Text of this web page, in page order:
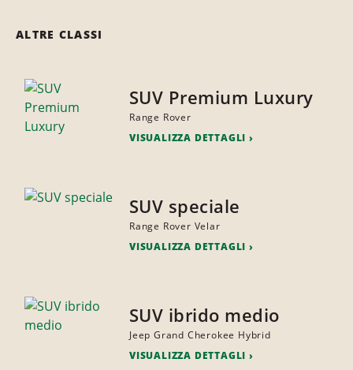
ALTRE CLASSI
SUV Premium Luxury
Range Rover
VISUALIZZA DETTAGLI
SUV speciale
Range Rover Velar
VISUALIZZA DETTAGLI
SUV ibrido medio
Jeep Grand Cherokee Hybrid
VISUALIZZA DETTAGLI